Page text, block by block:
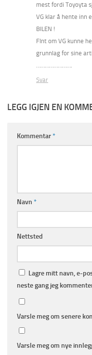
mest fordi Toyoyta
VG klar å hente inn
BILEN !
FInt om VG kunne
grunnlag for sine
Svar
LEGG IGJEN EN
Kommentar*
Navn *
Nettsted
Lagre mitt navn, e-
neste gang jeg
Varsle meg om senere
Varsle meg om nye